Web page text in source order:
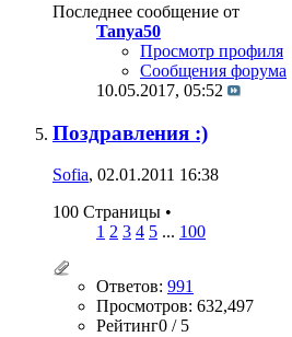
Последнее сообщение от
Tanya50
Просмотр профиля
Сообщения форума
10.05.2017, 05:52
Поздравления :)
Sofia, 02.01.2011 16:38
100 Страницы •
1 2 3 4 5 ... 100
Ответов: 991
Просмотров: 632,497
Рейтинг0 / 5